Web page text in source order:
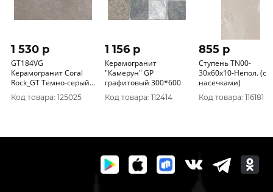
1 530 p
GT184VG
Керамогранит Coral
Rock_GT Темно-серый
30x60 _ 1\58, 32
Код товара: 125025
1 156 p
Керамогранит
"Камерун" GP
графитовый 300*600
Код товара: 112414
855 p
Ступень TN00-
30x60x10-Непол. (с
насечками)
Код товара: 116181